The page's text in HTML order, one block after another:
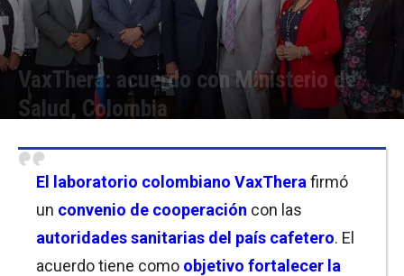
VaxThera: acuerdo con Ministerio de
Salud, Colombia
El laboratorio colombiano VaxThera firmó
un convenio de cooperación con las
autoridades sanitarias del país cafetero. El
acuerdo tiene como objetivo fortalecer la